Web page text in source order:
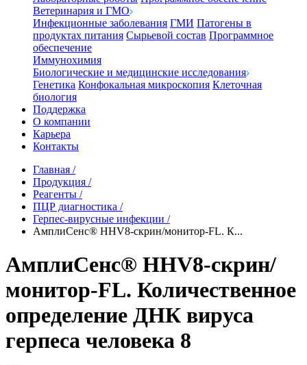
Ветеринария и ГМО
Инфекционные заболевания ГМИ Патогены в
продуктах питания Сырьевой состав Программное
обеспечение
Иммунохимия
Биологические и медицинские исследования
Генетика Конфокальная микроскопия Клеточная
биология
Поддержка
О компании
Карьера
Контакты
Главная /
Продукция /
Реагенты /
ПЦР диагностика /
Герпес-вирусные инфекции /
АмплиСенс® HHV8-скрин/монитор-FL. К...
АмплиСенс® HHV8-скрин/
монитор-FL. Количественное
определение ДНК вируса
герпеса человека 8